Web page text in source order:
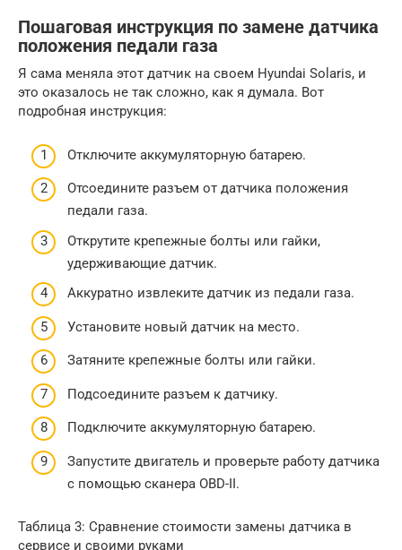
Пошаговая инструкция по замене датчика
положения педали газа
Я сама меняла этот датчик на своем Hyundai Solaris, и
это оказалось не так сложно, как я думала. Вот
подробная инструкция:
Отключите аккумуляторную батарею.
Отсоедините разъем от датчика положения
педали газа.
Открутите крепежные болты или гайки,
удерживающие датчик.
Аккуратно извлеките датчик из педали газа.
Установите новый датчик на место.
Затяните крепежные болты или гайки.
Подсоедините разъем к датчику.
Подключите аккумуляторную батарею.
Запустите двигатель и проверьте работу датчика
с помощью сканера OBD-II.
Таблица 3: Сравнение стоимости замены датчика в
сервисе и своими руками